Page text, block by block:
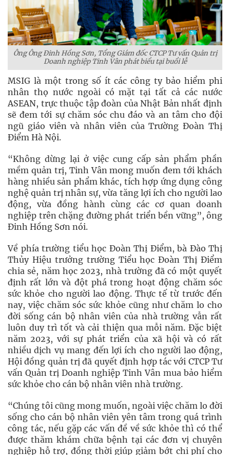
Ông Ông Đinh Hồng Sơn, Tổng Giám đốc CTCP Tư vấn Quản trị
Doanh nghiệp Tinh Vân phát biểu tại buổi lễ
MSIG là một trong số ít các công ty bảo hiểm phi
nhân thọ nước ngoài có mặt tại tất cả các nước
ASEAN, trực thuộc tập đoàn của Nhật Bản nhất định
sẽ đem tới sự chăm sóc chu đáo và an tâm cho đội
ngũ giáo viên và nhân viên của Trường Đoàn Thị
Điểm Hà Nội.
“Không dừng lại ở việc cung cấp sản phẩm phần
mềm quản trị, Tinh Vân mong muốn đem tới khách
hàng nhiều sản phẩm khác, tích hợp ứng dụng công
nghệ quản trị nhân sự, vừa tăng lợi ích cho người lao
động, vừa đồng hành cùng các cơ quan doanh
nghiệp trên chặng đường phát triển bền vững”, ông
Đinh Hồng Sơn nói.
Về phía trường tiểu học Đoàn Thị Điểm, bà Đào Thị
Thủy Hiệu trưởng trường Tiểu học Đoàn Thị Điểm
chia sẻ, năm học 2023, nhà trường đã có một quyết
định rất lớn và đột phá trong hoạt động chăm sóc
sức khỏe cho người lao động. Thực tế từ trước đến
nay, việc chăm sóc sức khỏe cũng như chăm lo cho
đời sống cán bộ nhân viên của nhà trường vẫn rất
luôn duy trì tốt và cải thiện qua mỗi năm. Đặc biệt
năm 2023, với sự phát triển của xã hội và có rất
nhiều dịch vụ mang đến lợi ích cho người lao động,
Hội đồng quản trị đã quyết định hợp tác với CTCP Tư
vấn Quản trị Doanh nghiệp Tinh Vân mua bảo hiểm
sức khỏe cho cán bộ nhân viên nhà trường.
“Chúng tôi cũng mong muốn, ngoài việc chăm lo đời
sống cho cán bộ nhân viên yên tâm trong quá trình
công tác, nếu gặp các vấn đề về sức khỏe thì có thể
được thăm khám chữa bệnh tại các đơn vị chuyên
nghiệp hỗ trợ, đồng thời giúp giảm bớt chi phí cho